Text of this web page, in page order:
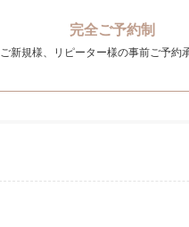
完全ご予約制
ご新規様、リピーター様の事前ご予約